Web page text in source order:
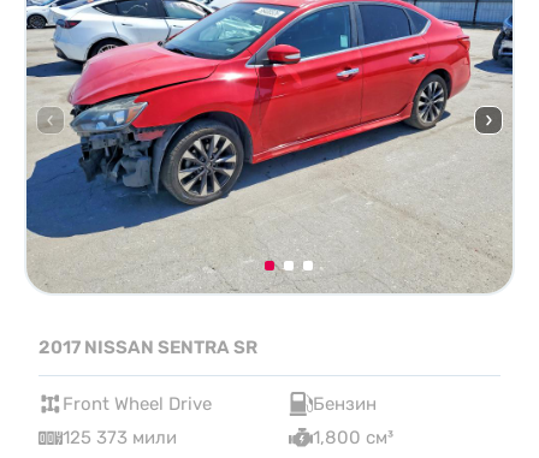
2017 NISSAN SENTRA SR
Front Wheel Drive
Бензин
125 373 мили
1,800 см³